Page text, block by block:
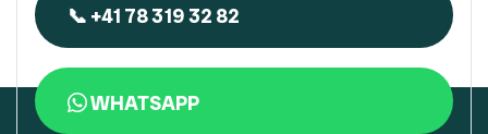
📞 +41 78 319 32 82
WHATSAPP